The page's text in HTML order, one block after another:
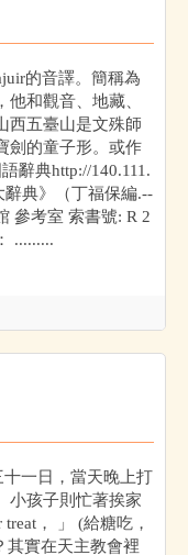
的音譯。簡稱為
和觀音、地藏、
西五臺山是文殊師
劍的童子形。或作
辭典http://140.111.
辭典》（丁福保編.--
參考室 索書號: R 2
.........
一日，當天晚上打
小孩子則忙著挨家
， 」 (給糖吃，
其實在天主教會裡